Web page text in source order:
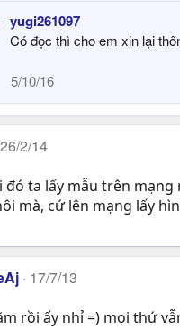
yugi261097
Có đọc thì cho em xin lại
5/10/16
26/2/14
đó ta lấy mẫu trên
mà, cứ lên mạng lấy
17/7/13
rồi ấy nhỉ =) mọi thứ